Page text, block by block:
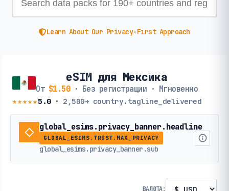
Learn About Our Privacy-First Approach
eSIM для Мексика
От $1.50· Без регистрации · Мгновенно
★★★★★5.0· 2,500+ country.tagline_delivered
global_esims.privacy_banner.headline
GLOBAL_ESIMS.TRUST.MAX_PRIVACY
global_esims.privacy_banner.sub
ВАЛЮТА: